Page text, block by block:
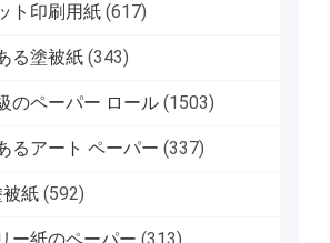
ト印刷用紙 (617)
る塗被紙 (343)
のペーパー ロール (1503)
るアート ペーパー (337)
被紙 (592)